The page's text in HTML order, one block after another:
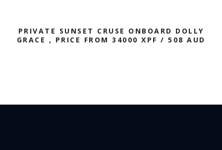
PRIVATE SUNSET CRUSE ONBOARD DOLLY
GRACE , PRICE FROM 34000 XPF / 508 AUD